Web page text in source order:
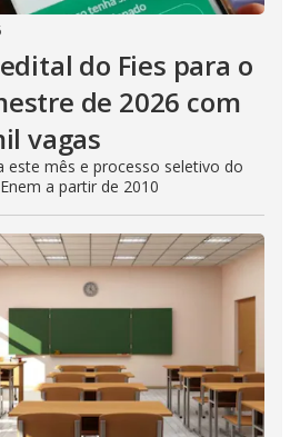
do Fies para o
de 2026 com
vagas
este mês e processo seletivo do
a partir de 2010